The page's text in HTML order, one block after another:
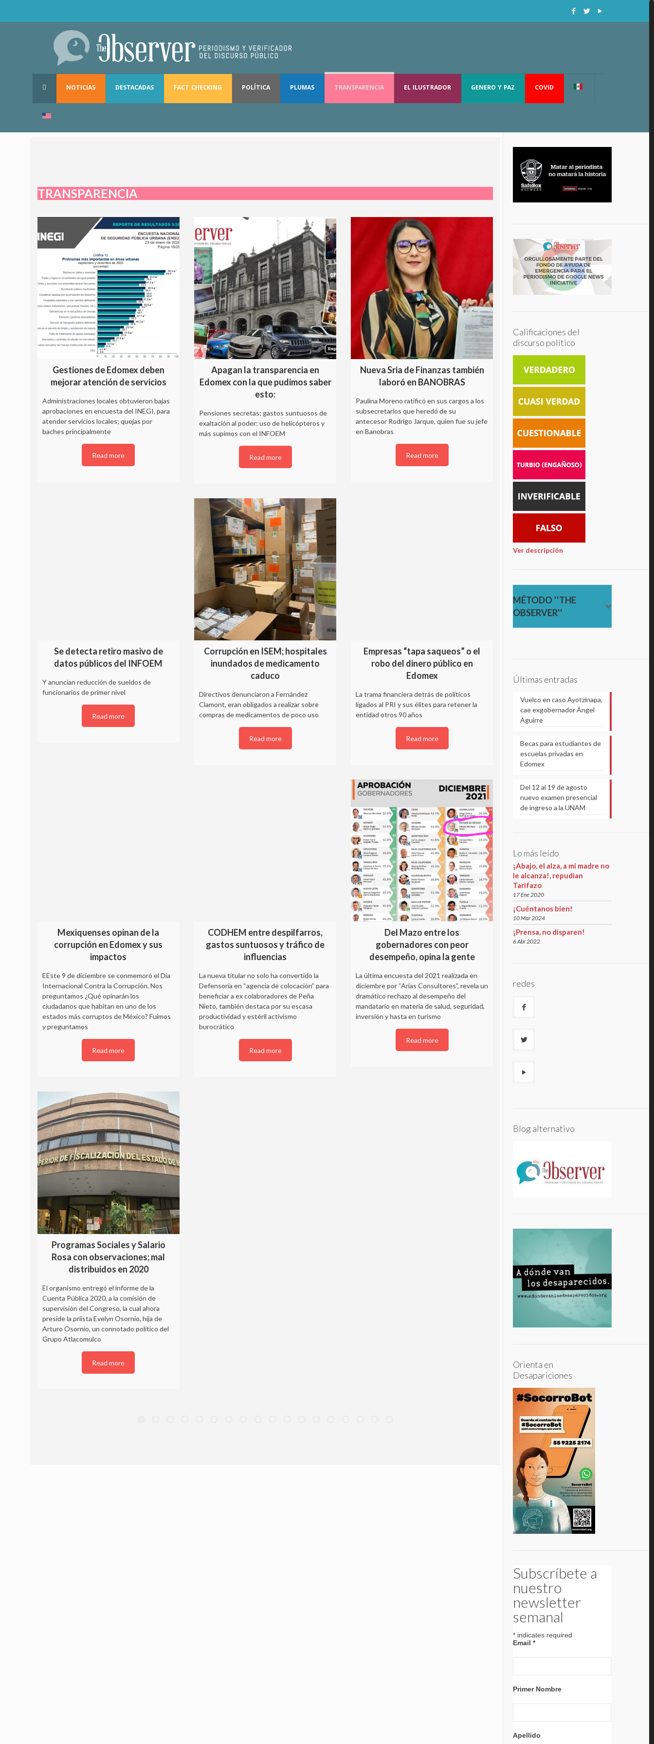
NOTICIAS DESTACADAS FACT CHECKING POLÍTICA PLUMAS TRANSPARENCIA EL ILUSTRADOR GENERO Y PAZ COVID
TRANSPARENCIA
Gestiones de Edomex deben
mejorar atención de servicios
Administraciones locales obtuvieron bajas
aprobaciones en encuesta del INEGI, para
atender servicios locales; quejas por
baches principalmente
Read more
Apagan la transparencia en
Edomex con la que pudimos saber
esto:
Pensiones secretas; gastos suntuosos de
exaltación al poder; uso de helicópteros y
más supimos con el INFOEM
Read more
Nueva Sria de Finanzas también
laboró en BANOBRAS
Paulina Moreno ratificó en sus cargos a los
subsecretarios que heredó de su
antecesor Rodrigo Jarque, quien fue su jefe
en Banobras
Read more
Se detecta retiro masivo de
datos públicos del INFOEM
Y anuncian reducción de sueldos de
funcionarios de primer nivel
Read more
Corrupción en ISEM; hospitales
inundados de medicamento
caduco
Directivos denunciaron a Fernández
Clamont, eran obligados a realizar sobre
compras de medicamentos de poco uso
Read more
Empresas “tapa saqueos” o el
robo del dinero público en
Edomex
La trama financiera detrás de políticos
ligados al PRI y sus élites para retener la
entidad otros 90 años
Read more
Mexiquenses opinan de la
corrupción en Edomex y sus
impactos
EEste 9 de diciembre se conmemoró el Día
Internacional Contra la Corrupción. Nos
preguntamos ¿Qué opinarán los
ciudadanos que habitan en uno de los
estados más corruptos de México? Fuimos
y preguntamos
Read more
CODHEM entre despilfarros,
gastos suntuosos y tráfico de
influencias
La nueva titular no solo ha convertido la
Defensoría en “agencia de colocación” para
beneficiar a ex colaboradores de Peña
Nieto, también destaca por su escasa
productividad y estéril activismo
burocrático
Read more
Del Mazo entre los
gobernadores con peor
desempeño, opina la gente
La última encuesta del 2021 realizada en
diciembre por “Arias Consultores”, revela un
dramático rechazo al desempeño del
mandatario en materia de salud, seguridad,
inversión y hasta en turismo
Read more
Programas Sociales y Salario
Rosa con observaciones; mal
distribuidos en 2020
El organismo entregó el informe de la
Cuenta Pública 2020, a la comisión de
supervisión del Congreso, la cual ahora
preside la priísta Evelyn Osornio, hija de
Arturo Osornio, un connotado político del
Grupo Atlacomulco
Read more
Huixquilucan y Naucalpan con
más mexicanos en los “Pandora
Edomex y con fortunas escondidas en
Read more
List a candidatos (PRI, PAN, PRD)
En este Check list de candidatos, solo
revisaremos el historial del candidato
aliancista sin pasado político claro, pero con
estrechos vínculos a la cúpula empresarial
mexiquense
Arrenda SOFOM; son autos de lujo para
altos funcionarios
procurador de justicia Alfredo
Castillo
Inhabilitan 10 años a ex procurador de
justicia Alfredo Castillo
Read more
Calificaciones del
discurso político
Ver descripción
MÉTODO ''THE
OBSERVER''
Últimas entradas
Vuelco en caso Ayotzinapa,
cae exgobernador Ángel
Aguirre
Becas para estudiantes de
escuelas privadas en
Edomex
Del 12 al 19 de agosto
nuevo examen presencial
de ingreso a la UNAM
Lo más leído
¡Abajo, el alza, a mi madre no
le alcanza!, repudian
Tarifazo
17 Ene 2020
¡Cuéntanos bien!
10 Mar 2024
¡Prensa, no disparen!
6 Abr 2022
redes
Blog alternativo
Orienta en
Desapariciones
Subscríbete a
nuestro
newsletter
semanal
* indicates required
Email *
Primer Nombre
Apellido